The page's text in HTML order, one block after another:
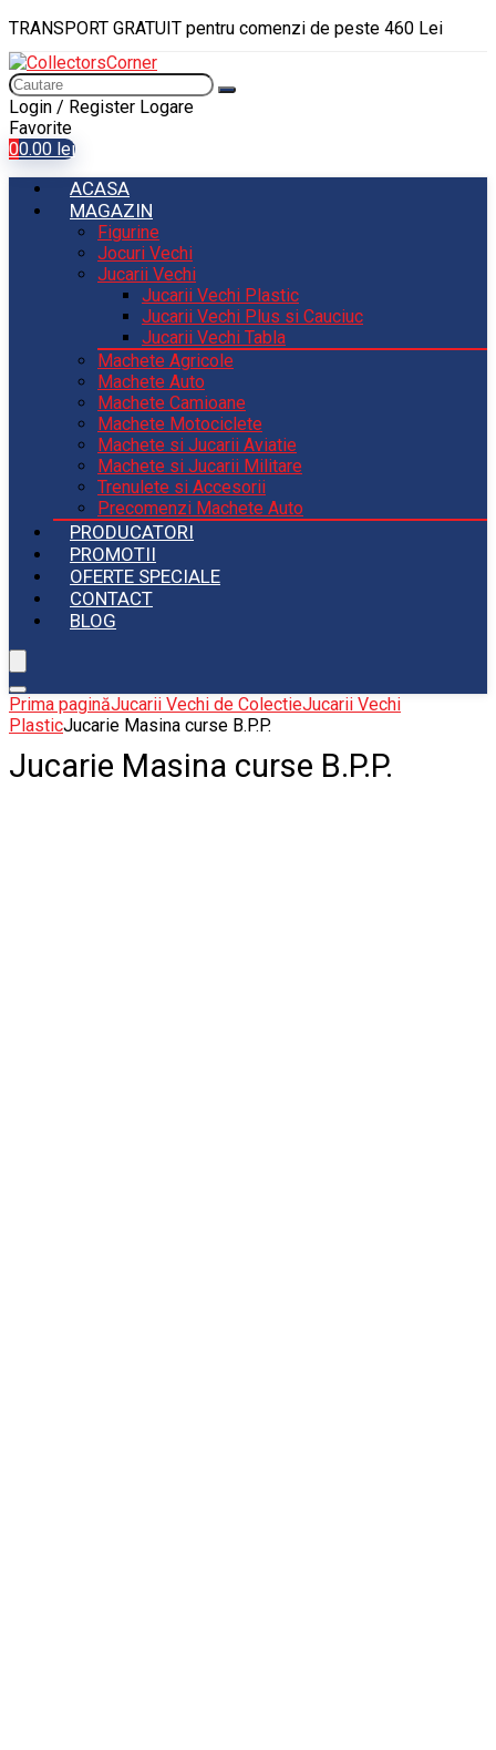
TRANSPORT GRATUIT pentru comenzi de peste 460 Lei
Login / Register Logare
Favorite
00.00 lei
ACASA
MAGAZIN
Figurine
Jocuri Vechi
Jucarii Vechi
Jucarii Vechi Plastic
Jucarii Vechi Plus si Cauciuc
Jucarii Vechi Tabla
Machete Agricole
Machete Auto
Machete Camioane
Machete Motociclete
Machete si Jucarii Aviatie
Machete si Jucarii Militare
Trenulete si Accesorii
Precomenzi Machete Auto
PRODUCATORI
PROMOTII
OFERTE SPECIALE
CONTACT
BLOG
Prima paginăJucarii Vechi de ColectieJucarii Vechi
PlasticJucarie Masina curse B.P.P.
Jucarie Masina curse B.P.P.